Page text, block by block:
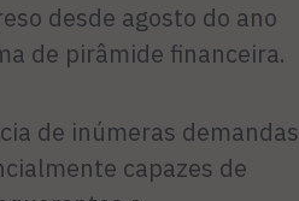
desde agosto do ano
de pirâmide financeira.
de inúmeras demandas
capazes de